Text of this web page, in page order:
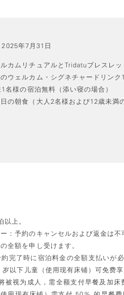
年7月31日
カムリチュアルとTridatuブレスレッ
ウェルカム・シグネチャードリンク
名様の宿泊無料（添い寝の場合）
の朝食（大人2名様および12歳未満
以上。
：予約のキャンセルおよび返金は
全額を申し受けます。
完了時に宿泊料金の全額支払いが
以下儿童（使用现有床铺）可免费享
被视为成人，需全额支付早餐及加床